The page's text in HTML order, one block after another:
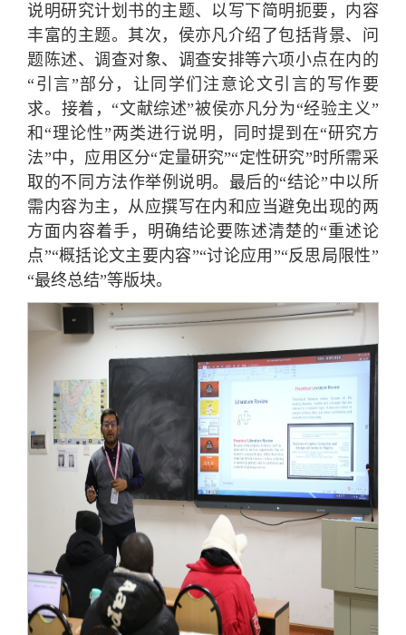
说明研究计划书的主题、以写下简明扼要，内容
丰富的主题。其次，侯亦凡介绍了包括背景、问
题陈述、调查对象、调查安排等六项小点在内的
“引言”部分，让同学们注意论文引言的写作要
求。接着，“文献综述”被侯亦凡分为“经验主义”
和“理论性”两类进行说明，同时提到在“研究方
法”中，应用区分“定量研究”“定性研究”时所需采
取的不同方法作举例说明。最后的“结论”中以所
需内容为主，从应撰写在内和应当避免出现的两
方面内容着手，明确结论要陈述清楚的“重述论
点”“概括论文主要内容”“讨论应用”“反思局限性”
“最终总结”等版块。